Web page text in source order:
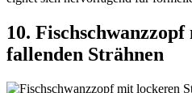
10.
fallenden Strähnen